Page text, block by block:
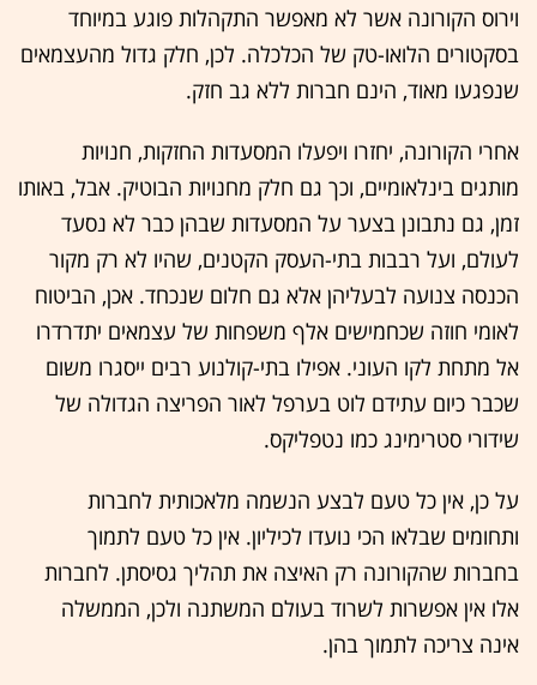
וירוס הקורונה אשר לא מאפשר התקהלות פוגע במיוחד
בסקטורים הלואו-טק של הכלכלה. לכן, חלק גדול מהעצמאים
שנפגעו מאוד, הינם חברות ללא גב חזק.
אחרי הקורונה, יחזרו ויפעלו המסעדות החזקות, חנויות
מותגים בינלאומיים, וכך גם חלק מחנויות הבוטיק. אבל, באותו
זמן, גם נתבונן בצער על המסעדות שבהן כבר לא נסעד
לעולם, ועל רבבות בתי-העסק הקטנים, שהיו לא רק מקור
הכנסה צנועה לבעליהן אלא גם חלום שנכחד. אכן, הביטוח
לאומי חוזה שכחמישים אלף משפחות של עצמאים יתדרדרו
אל מתחת לקו העוני. אפילו בתי-קולנוע רבים ייסגרו משום
שכבר כיום עתידם לוט בערפל לאור הפריצה הגדולה של
שידורי סטרימינג כמו נטפליקס.
על כן, אין כל טעם לבצע הנשמה מלאכותית לחברות
ותחומים שבלאו הכי נועדו לכיליון. אין כל טעם לתמוך
בחברות שהקורונה רק האיצה את תהליך גסיסתן. לחברות
אלו אין אפשרות לשרוד בעולם המשתנה ולכן, הממשלה
אינה צריכה לתמוך בהן.